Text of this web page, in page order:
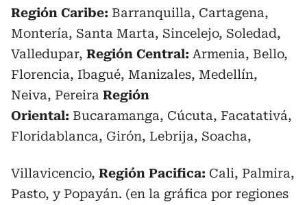
Región Caribe: Barranquilla, Cartagena,
Montería, Santa Marta, Sincelejo, Soledad,
Valledupar, Región Central: Armenia, Bello,
Florencia, Ibagué, Manizales, Medellín,
Neiva, Pereira Región
Oriental: Bucaramanga, Cúcuta, Facatativá,
Floridablanca, Girón, Lebrija, Soacha,
Villavicencio, Región Pacifica: Cali, Palmira,
Pasto, y Popayán. (en la gráfica por regiones